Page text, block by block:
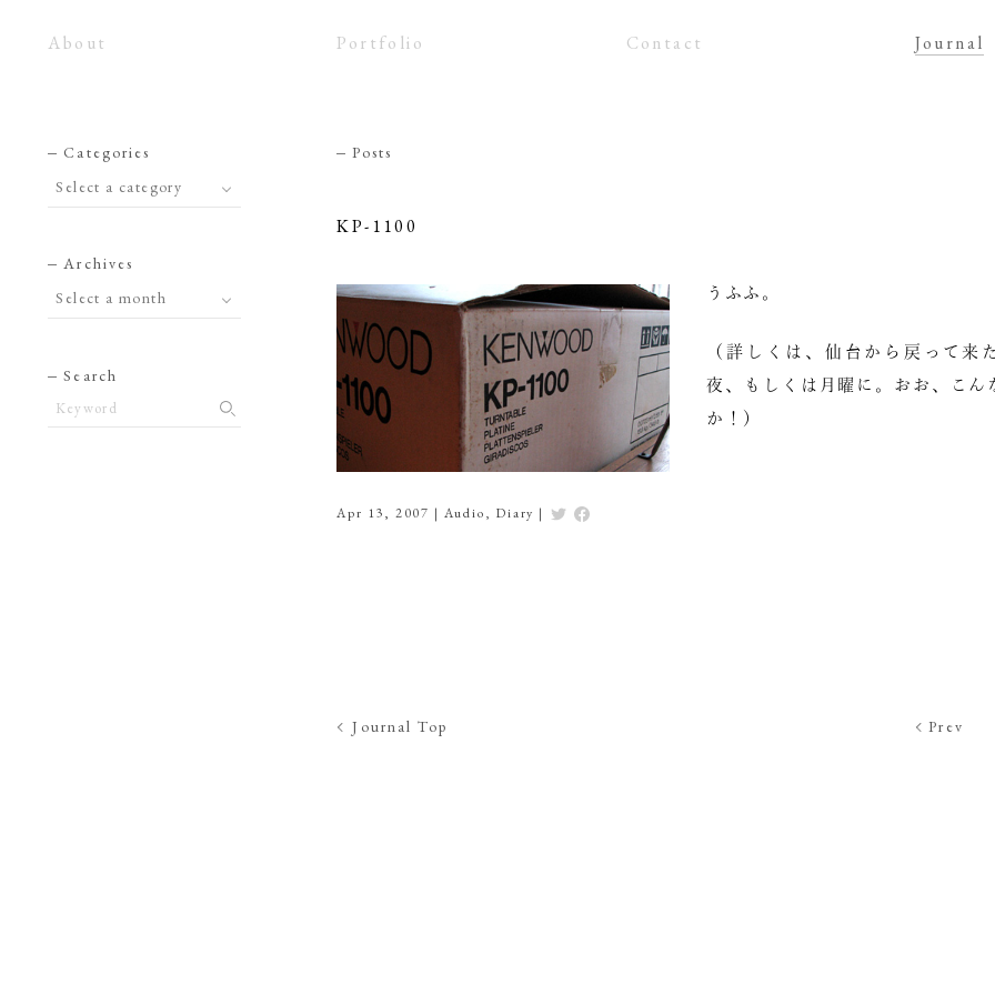
About Portfolio Contact Journal
Posts
KP-1100
うふふ。
（詳しくは、仙台から戻って来
夜、もしくは月曜に。おお、こん
か！）
Apr 13, 2007 | Audio, Diary |
Journal Top Prev
Categories
Archives
Search